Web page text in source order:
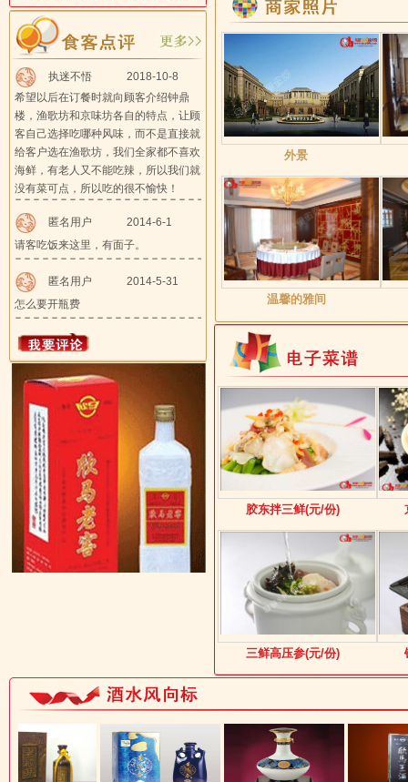
执迷不悟
2018-10-8
希望以后在订餐时就向顾客介绍钟鼎
楼，渔歌坊和京味坊各自的特点，让顾
客自己选择吃哪种风味，而不是直接就
给客户选在渔歌坊，我们全家都不喜欢
海鲜，有老人又不能吃辣，所以我们就
没有菜可点，所以吃的很不愉快！
匿名用户
2014-6-1
请客吃饭来这里，有面子。
匿名用户
2014-5-31
怎么要开瓶费
外景
温馨的雅间
胶东拌三鲜(元/份)
三鲜高压参(元/份)